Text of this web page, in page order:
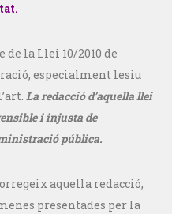
la Llei 10/2010 de
especialment lesiu
La redacció d’aquella llei
i injusta de
pública.
aquella redacció,
presentades per la